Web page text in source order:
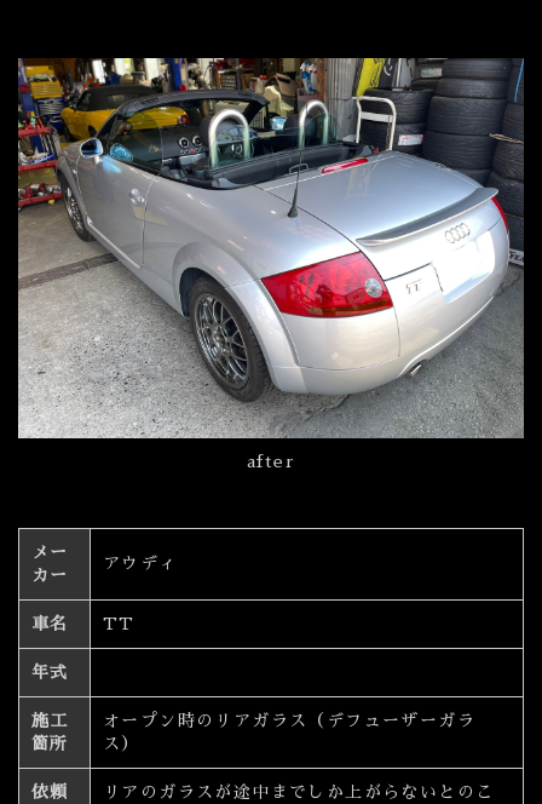
after
メー
カー
アウディ
車名 TT
年式
施工
箇所
オープン時のリアガラス（デフューザーガラ
ス）
依頼
リアのガラスが途中までしか上がらないとのこ